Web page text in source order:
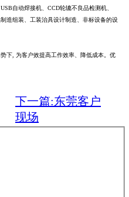
自动焊接机、CCD轮辘不良品检测机、
造组装、工装治具设计制造、非标设备的设
下, 为客户效提高工作效率、降低成本。优
下一篇:东莞客户
现场